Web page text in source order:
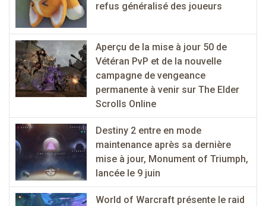
refus généralisé des joueurs
Aperçu de la mise à jour 50 de
Vétéran PvP et de la nouvelle
campagne de vengeance
permanente à venir sur The Elder
Scrolls Online
Destiny 2 entre en mode
maintenance après sa dernière
mise à jour, Monument of Triumph,
lancée le 9 juin
World of Warcraft présente le raid